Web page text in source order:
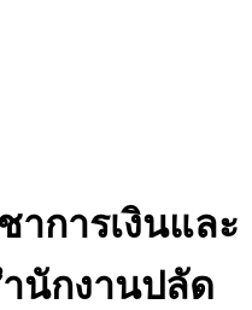
การเงินและ
นักงานปลัด